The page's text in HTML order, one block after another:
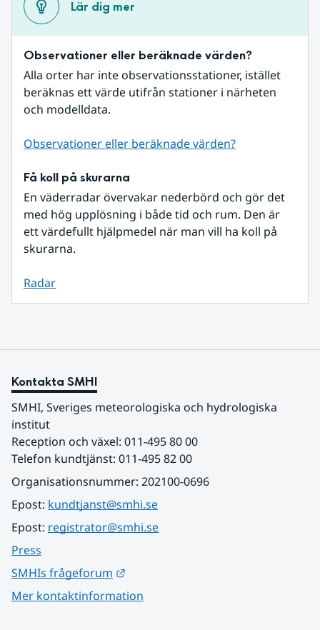
Lär dig mer
Observationer eller beräknade värden?
Alla orter har inte observationsstationer, istället
beräknas ett värde utifrån stationer i närheten
och modelldata.
Observationer eller beräknade värden?
Få koll på skurarna
En väderradar övervakar nederbörd och gör det
med hög upplösning i både tid och rum. Den är
ett värdefullt hjälpmedel när man vill ha koll på
skurarna.
Radar
Kontakta SMHI
SMHI, Sveriges meteorologiska och hydrologiska
institut
Reception och växel: 011-495 80 00
Telefon kundtjänst: 011-495 82 00
Organisationsnummer: 202100-0696
Epost: kundtjanst@smhi.se
Epost: registrator@smhi.se
Press
SMHIs frågeforum
Mer kontaktinformation